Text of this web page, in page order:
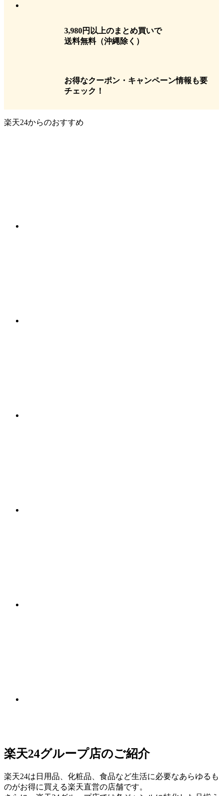
3,980円以上のまとめ買いで
送料無料（沖縄除く）
お得なクーポン・キャンペーン情報も要
チェック！
楽天24からのおすすめ
楽天24グループ店のご紹介
楽天24は日用品、化粧品、食品など生活に必要なあらゆるも
のがお得に買える楽天直営の店舗です。